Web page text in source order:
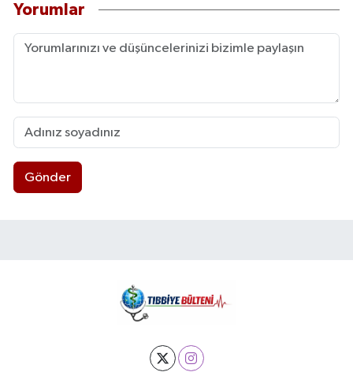
Yorumlar
Gönder